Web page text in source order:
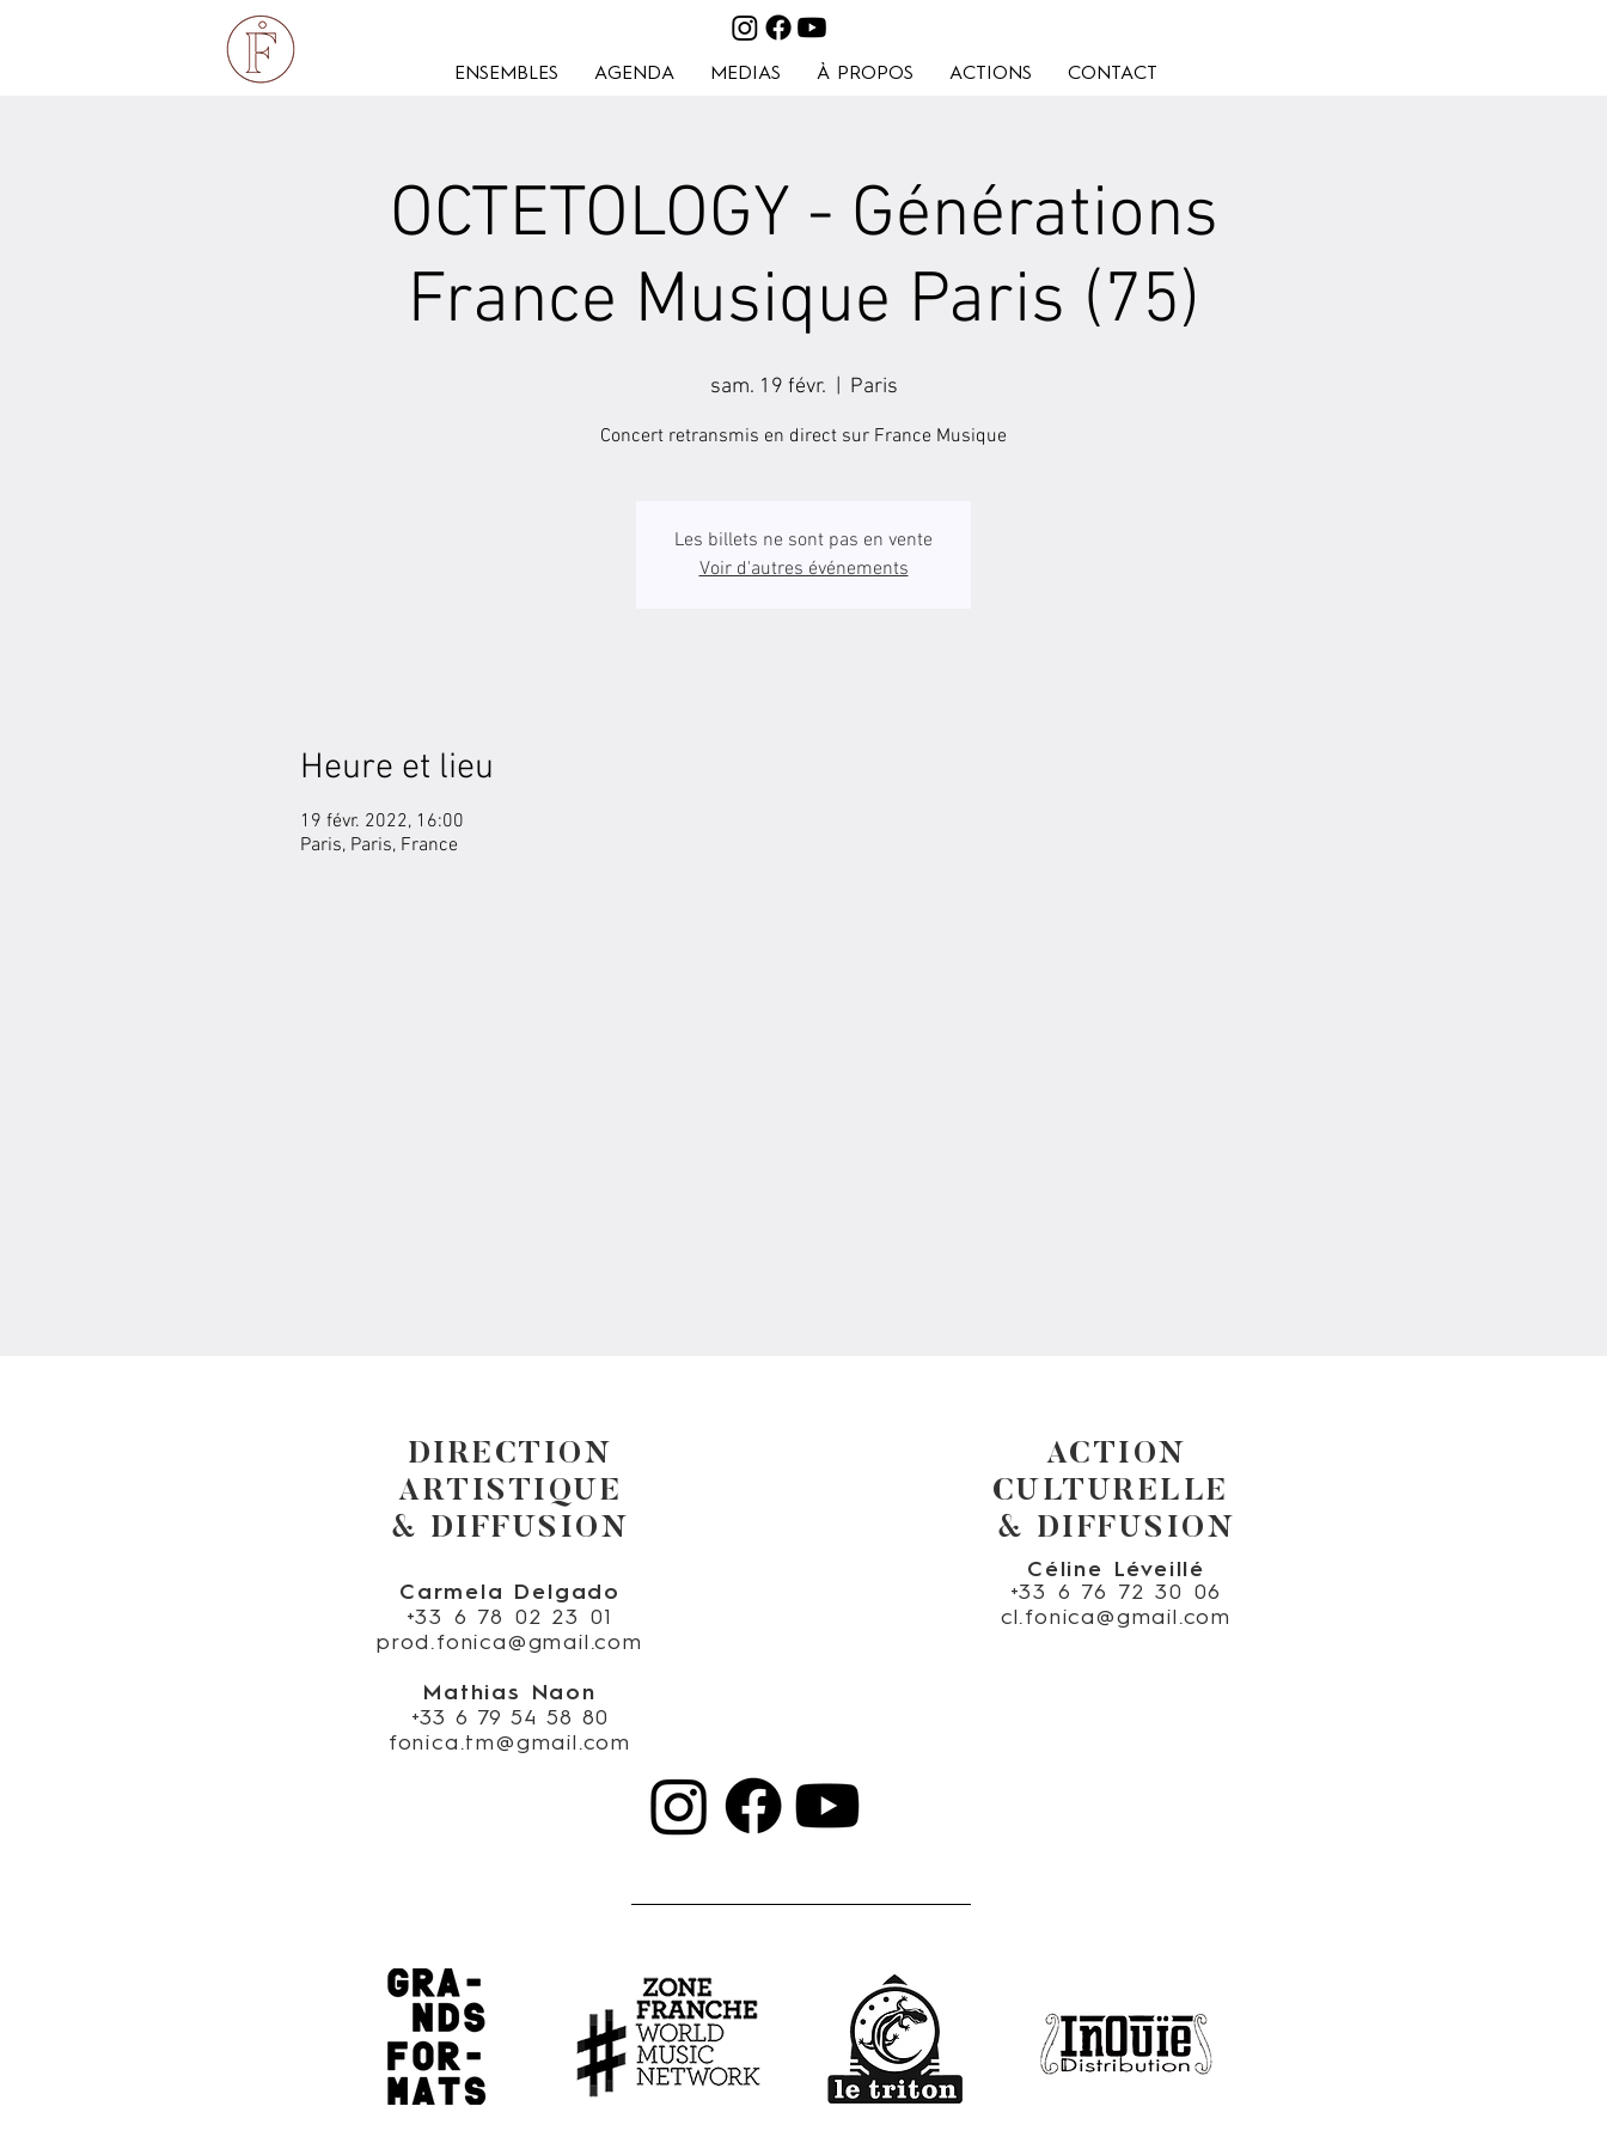
ENSEMBLES AGENDA MEDIAS À PROPOS ACTIONS CONTACT
OCTETOLOGY - Générations
France Musique Paris (75)
sam. 19 févr. Paris
Concert retransmis en direct sur France Musique
Les billets ne sont pas en vente
Voir d'autres événements
Heure et lieu
19 févr. 2022, 16:00
Paris, Paris, France
DIRECTION
ARTISTIQUE
& DIFFUSION
Carmela Delgado
+33 6 78 02 23 01
prod.fonica@gmail.com
Mathias Naon
+33 6 79 54 58 80
fonica.tm@gmail.com
ACTION
CULTURELLE
& DIFFUSION
Céline Léveillé
+33 6 76 72 30 06
cl.fonica@gmail.com